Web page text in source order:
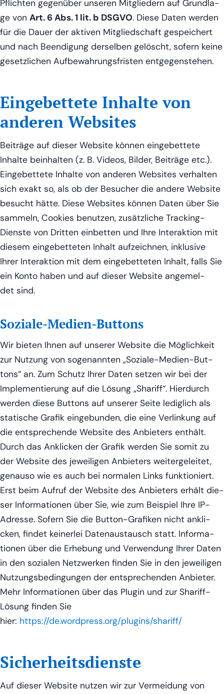
Pflich­ten gegen­über unse­ren Mit­glie­dern auf Grund­la­
ge von Art. 6 Abs. 1 lit. b DSGVO. Die­se Daten wer­den
für die Dau­er der akti­ven Mit­glied­schaft gespei­chert
und nach Been­di­gung der­sel­ben gelöscht, sofern kei­ne
gesetz­li­chen Auf­be­wah­rungs­fris­ten entgegenstehen.
Eingebettete Inhalte von
anderen Websites
Bei­trä­ge auf die­ser Web­site kön­nen ein­ge­bet­te­te
Inhal­te beinhal­ten (z. B. Vide­os, Bil­der, Bei­trä­ge etc.).
Ein­ge­bet­te­te Inhal­te von ande­ren Web­sites ver­hal­ten
sich exakt so, als ob der Besu­cher die ande­re Web­site
besucht hät­te. Die­se Web­sites kön­nen Daten über Sie
sam­meln, Coo­kies benut­zen, zusätz­li­che Track­ing-
Diens­te von Drit­ten ein­bet­ten und Ihre Inter­ak­ti­on mit
die­sem ein­ge­bet­te­ten Inhalt auf­zeich­nen, inklu­si­ve
Ihrer Inter­ak­ti­on mit dem ein­ge­bet­te­ten Inhalt, falls Sie
ein Kon­to haben und auf die­ser Web­site ange­mel­
det sind.
Soziale-Medien-Buttons
Wir bie­ten Ihnen auf unse­rer Web­site die Mög­lich­keit
zur Nut­zung von soge­nann­ten „Sozia­le-Medi­en-But­
tons“ an. Zum Schutz Ihrer Daten set­zen wir bei der
Imple­men­tie­rung auf die Lösung „Sha­riff“. Hier­durch
wer­den die­se But­tons auf unse­rer Sei­te ledig­lich als
sta­ti­sche Gra­fik ein­ge­bun­den, die eine Ver­lin­kung auf
die ent­spre­chen­de Web­site des Anbie­ters ent­hält.
Durch das Ankli­cken der Gra­fik wer­den Sie somit zu
der Web­site des jewei­li­gen Anbie­ters wei­ter­ge­lei­tet,
genau­so wie es auch bei nor­ma­len Links funk­tio­niert.
Erst beim Auf­ruf der Web­site des Anbie­ters erhält die­
ser Infor­ma­tio­nen über Sie, wie zum Bei­spiel Ihre IP-
Adres­se. Sofern Sie die But­ton-Gra­fi­ken nicht ankli­
cken, fin­det kei­ner­lei Daten­aus­tausch statt. Infor­ma­
tio­nen über die Erhe­bung und Ver­wen­dung Ihrer Daten
in den sozia­len Netz­wer­ken fin­den Sie in den jewei­li­gen
Nut­zungs­be­din­gun­gen der ent­spre­chen­den Anbie­ter.
Mehr Infor­ma­tio­nen über das Plug­in und zur Sha­riff-
Lösung fin­den Sie
hier: https://de.wordpress.org/plugins/shariff/
Sicherheitsdienste
Auf die­ser Web­site nut­zen wir zur Ver­mei­dung von